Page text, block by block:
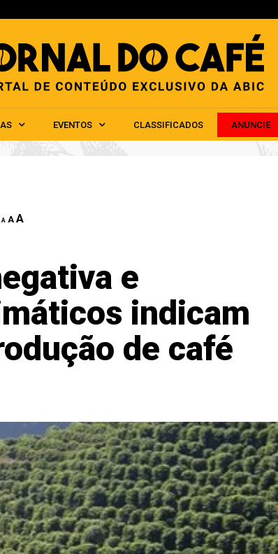
EVENTOS CLASSIFICADOS ANUNCIE
HOME ABIC NOTÍCIAS EVENTOS
A A A
e
indicam
de café